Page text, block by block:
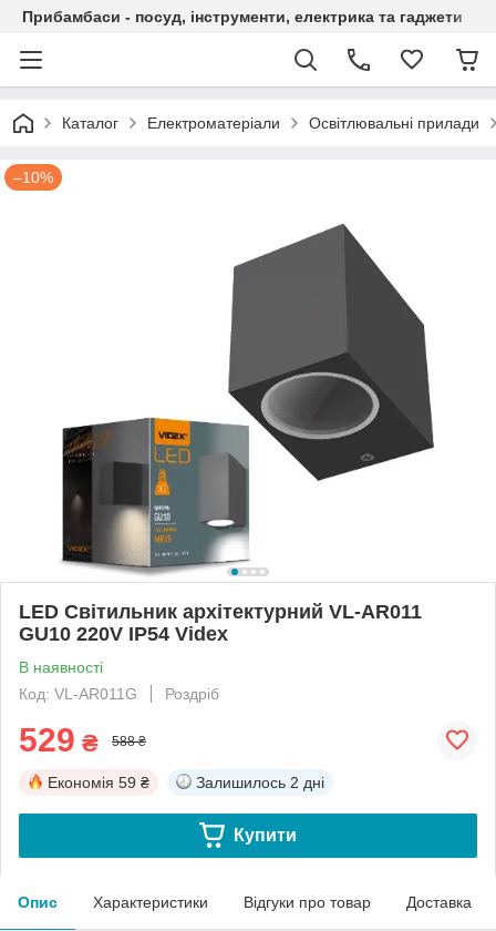
Прибамбаси - посуд, інструменти, електрика та гаджети
Каталог Електроматеріали Освітлювальні прилади
–10%
LED Світильник архітектурний VL-AR011
GU10 220V IP54 Videx
В наявності
Код: VL-AR011G
Роздріб
529 ₴ 588 ₴
Економія 59 ₴ Залишилось 2 дні
Купити
Опис Характеристики Відгуки про товар Доставка